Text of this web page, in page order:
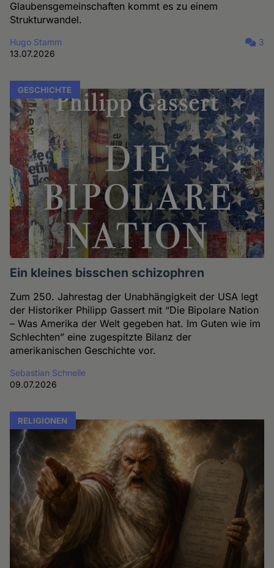
Glaubensgemeinschaften kommt es zu einem
Strukturwandel.
Hugo Stamm
13.07.2026
3
GESCHICHTE
Ein kleines bisschen schizophren
Zum 250. Jahrestag der Unabhängigkeit der USA legt
der Historiker Philipp Gassert mit “Die Bipolare Nation
– Was Amerika der Welt gegeben hat. Im Guten wie im
Schlechten” eine zugespitzte Bilanz der
amerikanischen Geschichte vor.
Sebastian Schnelle
09.07.2026
RELIGIONEN